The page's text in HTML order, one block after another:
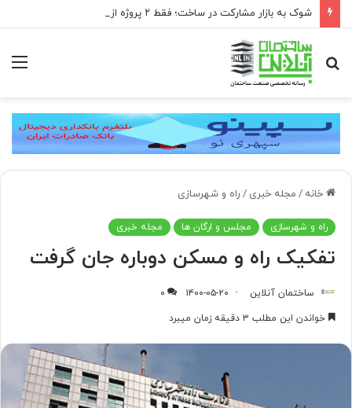
جستجو
برای
خانه / مجله خبری / راه و شهرسازی
راه و شهرسازی مجلس و ارگان ها مجله خبری
تفکیک راه و مسکن دوباره جان گرفت
ساختمان آنلاین ۱۴۰۰-۰۵-۲۰
۰
خواندن این مطلب ۳ دقیقه زمان میبرد